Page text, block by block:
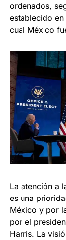
ordenados,
establecido
cual México
La atención a
es una
México y por
por el
Harris. La